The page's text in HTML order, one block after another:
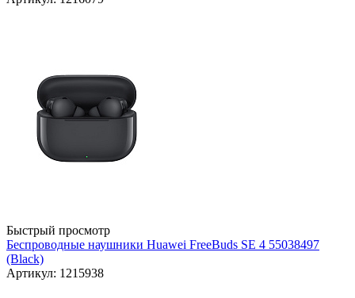
Быстрый просмотр
Беспроводные наушники Huawei FreeBuds SE 4 55038497
(Black)
Артикул: 1215938